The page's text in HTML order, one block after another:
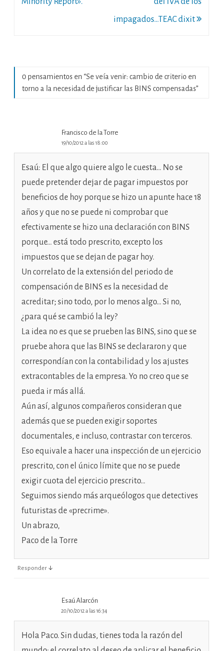
impagados…TEAC dixit
0 pensamientos en “Se veía venir: cambio de criterio en
torno a la necesidad de justificar las BINS compensadas”
Francisco de la Torre
19/10/2012 a las 18:00
Esaú: El que algo quiere algo le cuesta… No se
puede pretender dejar de pagar impuestos por
beneficios de hoy porque se hizo un apunte hace 18
años y que no se puede ni comprobar que
efectivamente se hizo una declaración con BINS
porque… está todo prescrito, excepto los
impuestos que se dejan de pagar hoy.
Un correlato de la extensión del periodo de
compensación de BINS es la necesidad de
acreditar; sino todo, por lo menos algo… Si no,
¿para qué se cambió la ley?
La idea no es que se prueben las BINS, sino que se
pruebe ahora que las BINS se declararon y que
correspondían con la contabilidad y los ajustes
extracontables de la empresa. Yo no creo que se
pueda ir más allá.
Aún así, algunos compañeros consideran que
además que se pueden exigir soportes
documentales, e incluso, contrastar con terceros.
Eso equivale a hacer una inspección de un ejercicio
prescrito, con el único límite que no se puede
exigir cuota del ejercicio prescrito…
Seguimos siendo más arqueólogos que detectives
futuristas de «precrime».
Un abrazo,
Paco de la Torre
Responder ↓
Esaú Alarcón
20/10/2012 a las 16:34
Hola Paco. Sin dudas, tienes toda la razón del